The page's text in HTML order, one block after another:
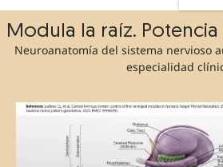
Modula la raíz.
Neuroanatomía del sistema nervioso
especialidad